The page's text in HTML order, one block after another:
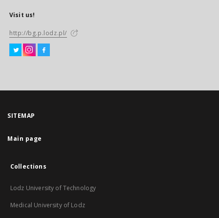
Visit us!
http://bg.p.lodz.pl/
SITEMAP
Main page
Collections
Lodz University of Technology
Medical University of Lodz